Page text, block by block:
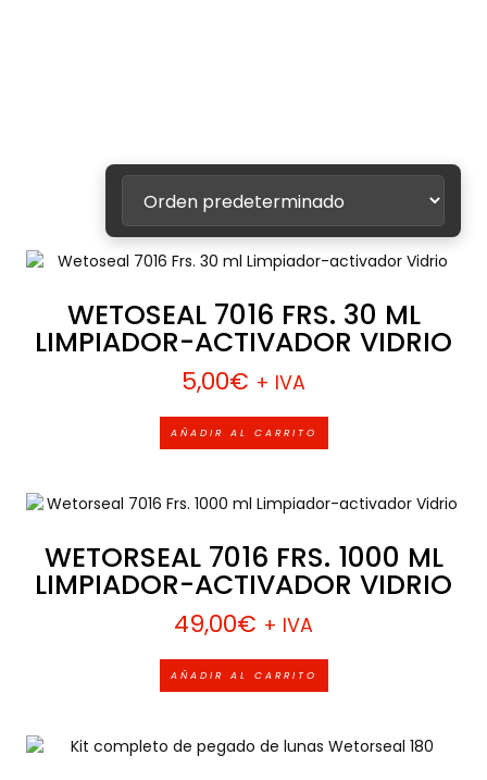
WETOSEAL 7016 FRS. 30 ML
LIMPIADOR-ACTIVADOR VIDRIO
5,00€ + IVA
AÑADIR AL CARRITO
WETORSEAL 7016 FRS. 1000 ML
LIMPIADOR-ACTIVADOR VIDRIO
49,00€ + IVA
AÑADIR AL CARRITO